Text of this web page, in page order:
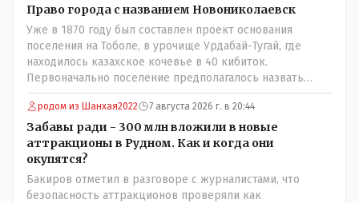
воспитатели долго добивались установки
кондиционеров в помещениях, где есть дети, однако к
настоящему времени их установили только в
помещениях, предназначенных для административно-
управленческого персонала. И Также в каждой группе
установлены кондиционеры, питьевой и температурный
режимы, которые взяты на особый контроль, учитывая
погодные условия в это лето. Мы решили. что это -
противоречие. Вы считаете иначе?
Право города с названием Новониколаевск
Уже в 1870 году был составлен проект основания
поселения на Тоболе, в урочище Урдабай-Тугай, где
находилось казахское кочевье в 40 кибиток.
Первоначально поселение предполагалось назвать
Урдабаем по имени урочища. .......из всего этого следует
что комиссии ономастической надо ознакомиться с
историей города и принять справедливое решение с
названием Урдабай-Тугай 40 кибиток или просто
Урдабай таким образом они убьют сразу двух зайцев
царского и коммуняцкого....и справедливость
восторжествует....
родом из Шанхая2022 7 августа 2026 г. в 20:44
Забавы ради - 300 млн вложили в новые
аттракционы в Рудном. Как и когда они
окупятся?
Бакиров отметил в разговоре с журналистами, что
безопасность аттракционов проверяли как